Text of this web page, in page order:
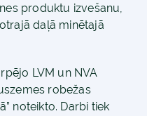
produktu izvešanu,
daļā minētajā
LVM un NVA
robežas
noteikto. Darbi tiek